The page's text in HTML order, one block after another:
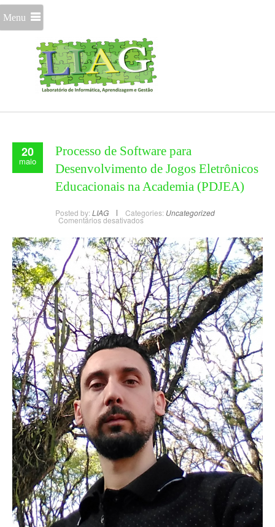
Menu
20
maio
Processo de Software para
Desenvolvimento de Jogos Eletrônicos
Educacionais na Academia (PDJEA)
Posted by: LIAG Categories: Uncategorized
Comentários desativados